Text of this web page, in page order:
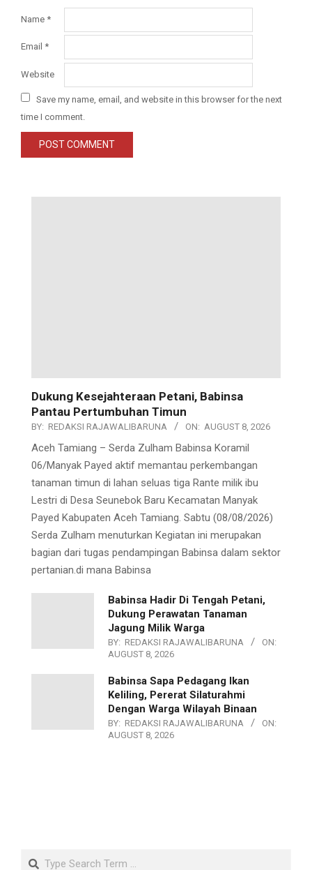
Name *
Email *
Website
Save my name, email, and website in this browser for the next
time I comment.
Dukung Kesejahteraan Petani, Babinsa
Pantau Pertumbuhan Timun
BY: REDAKSI RAJAWALIBARUNA ON: AUGUST 8, 2026
Aceh Tamiang – Serda Zulham Babinsa Koramil
06/Manyak Payed aktif memantau perkembangan
tanaman timun di lahan seluas tiga Rante milik ibu
Lestri di Desa Seunebok Baru Kecamatan Manyak
Payed Kabupaten Aceh Tamiang. Sabtu (08/08/2026)
Serda Zulham menuturkan Kegiatan ini merupakan
bagian dari tugas pendampingan Babinsa dalam sektor
pertanian.di mana Babinsa
Babinsa Hadir Di Tengah Petani,
Dukung Perawatan Tanaman
Jagung Milik Warga
BY: REDAKSI RAJAWALIBARUNA
ON:
AUGUST 8, 2026
Babinsa Sapa Pedagang Ikan
Keliling, Pererat Silaturahmi
Dengan Warga Wilayah Binaan
BY: REDAKSI RAJAWALIBARUNA
ON:
AUGUST 8, 2026
Search